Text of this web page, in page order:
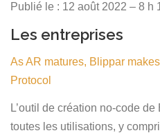
Publié le : 12 août 2022 – 8 h
Les entreprises
As AR matures, Blippar
Protocol
L’outil de création no-code de
toutes les utilisations, y